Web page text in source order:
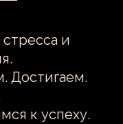
и
Достигаем.
к успеху.